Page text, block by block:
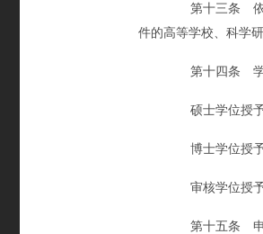
第十三条 依法
件的高等学校、科学
第十四条 学士
硕士学位授予
博士学位授予
审核学位授予
第十五条 申请